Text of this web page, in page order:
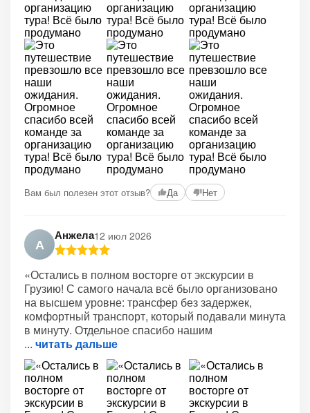
Вам был полезен этот отзыв? Да Нет
А
Анжела12 июл 2026
«Остались в полном восторге от экскурсии в
Грузию! С самого начала всё было организовано
на высшем уровне: трансфер без задержек,
комфортный транспорт, который подавали минута
в минуту. Отдельное спасибо нашим
читать дальше